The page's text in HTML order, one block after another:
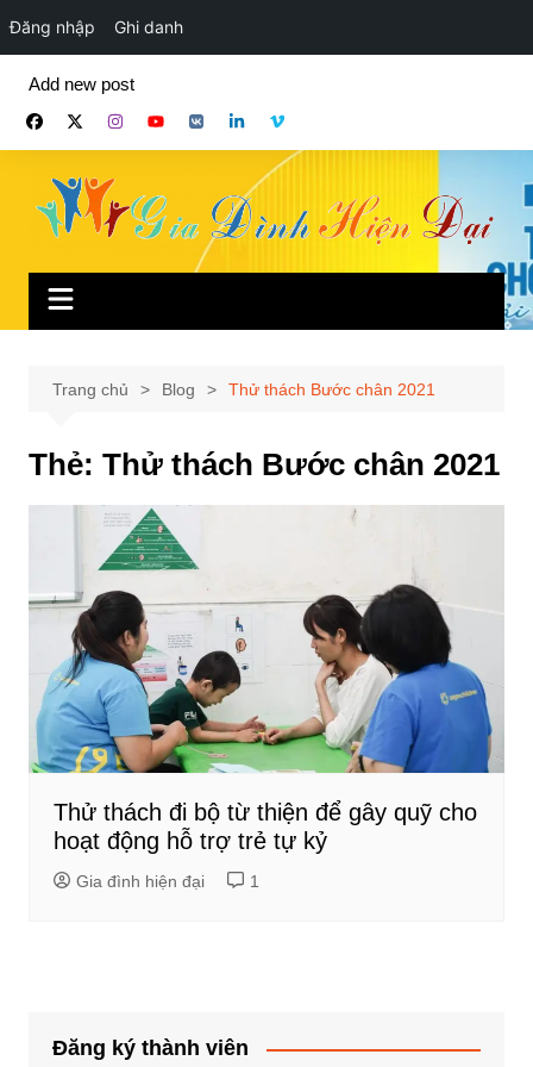
Đăng nhập Ghi danh
phần
Add new post
Trang chủ Blog Thử thách Bước chân 2021
Thẻ: Thử thách Bước chân 2021
Thử thách đi bộ từ thiện để gây quỹ cho
hoạt động hỗ trợ trẻ tự kỷ
Gia đình hiện đại 1
Đăng ký thành viên